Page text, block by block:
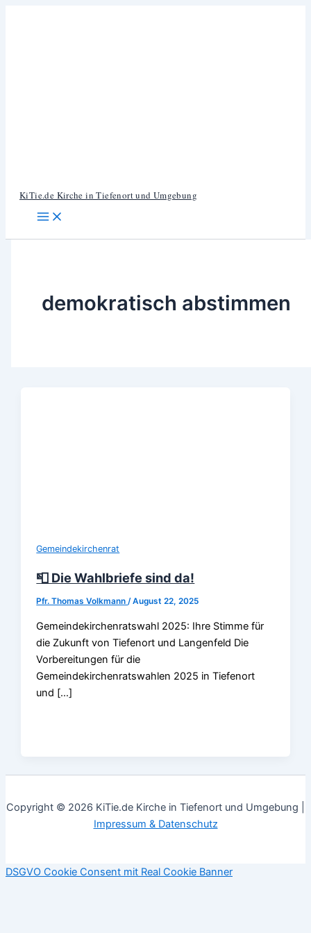
KiTie.de Kirche in Tiefenort und Umgebung
demokratisch abstimmen
Gemeindekirchenrat
📮 Die Wahlbriefe sind da!
Pfr. Thomas Volkmann/August 22, 2025
Gemeindekirchenratswahl 2025: Ihre Stimme für
die Zukunft von Tiefenort und Langenfeld Die
Vorbereitungen für die
Gemeindekirchenratswahlen 2025 in Tiefenort
und […]
Copyright © 2026 KiTie.de Kirche in Tiefenort und Umgebung |
Impressum & Datenschutz
DSGVO Cookie Consent mit Real Cookie Banner